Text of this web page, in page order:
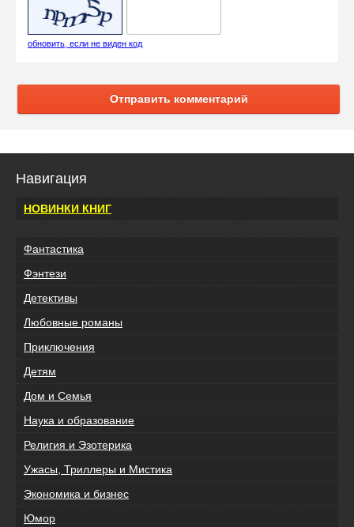
обновить, если не виден код
Отправить комментарий
Навигация
НОВИНКИ КНИГ
Фантастика
Фэнтези
Детективы
Любовные романы
Приключения
Детям
Дом и Семья
Наука и образование
Религия и Эзотерика
Ужасы, Триллеры и Мистика
Экономика и бизнес
Юмор